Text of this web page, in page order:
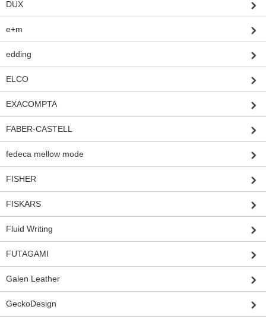
DUX
e+m
edding
ELCO
EXACOMPTA
FABER-CASTELL
fedeca mellow mode
FISHER
FISKARS
Fluid Writing
FUTAGAMI
Galen Leather
GeckoDesign